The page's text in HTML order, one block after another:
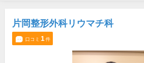
片岡整形外科リウマチ科
口コミ 1件